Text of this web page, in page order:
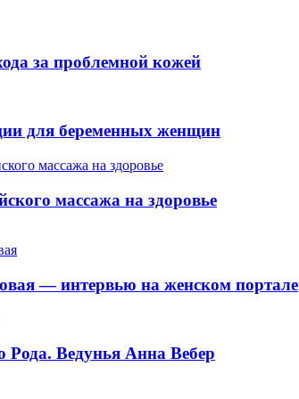
за проблемной кожей
для беременных женщин
массажа на здоровье
— интервью на женском портале
Рода. Ведунья Анна Вебер